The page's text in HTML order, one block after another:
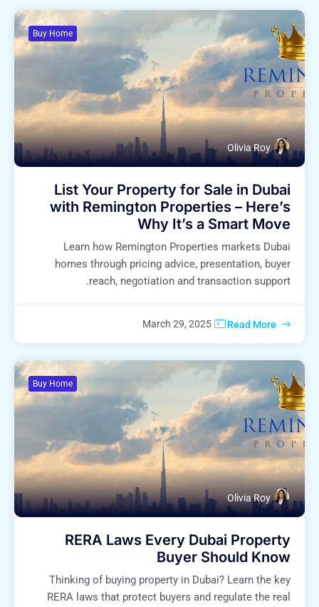
Buy Home
Olivia Roy
List Your Property for Sale in Dubai
with Remington Properties – Here’s
Why It’s a Smart Move
Learn how Remington Properties markets Dubai
homes through pricing advice, presentation, buyer
reach, negotiation and transaction support.
March 29, 2025 Read More
Buy Home
Olivia Roy
RERA Laws Every Dubai Property
Buyer Should Know
Thinking of buying property in Dubai? Learn the key
RERA laws that protect buyers and regulate the real